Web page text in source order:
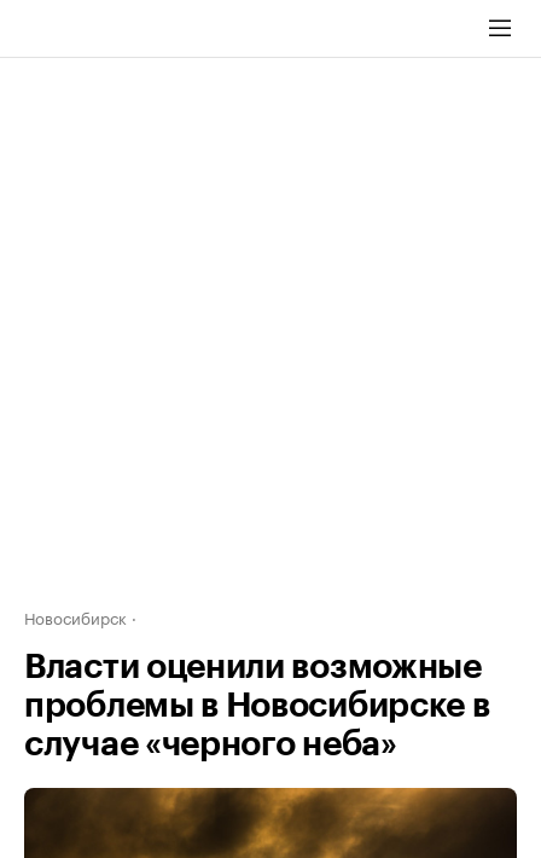
Новосибирск
Власти оценили возможные
проблемы в Новосибирске в
случае «черного неба»